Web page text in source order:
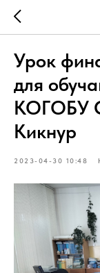
Урок
для
КОГОБУ
Кикнур
2023-04-30 10:48